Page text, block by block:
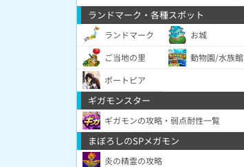
ランドマーク・各種スポット
ランドマーク
お城
ご当地の里
動物園/水族館
ポートピア
ギガモンスター
ギガモンの攻略・弱点耐性一覧
まぼろしのSPメガモン
炎の精霊の攻略